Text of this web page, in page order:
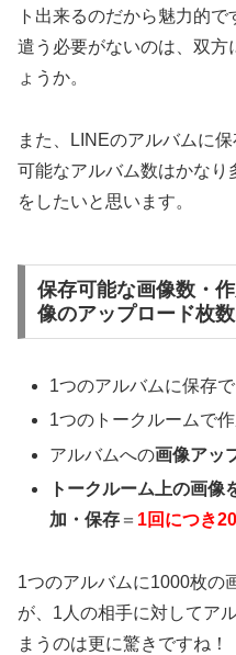
ト出来るのだから魅力的
遣う必要がないのは、双方
ょうか。
また、LINEのアルバムに
可能なアルバム数はかなり
をしたいと思います。
保存可能な画像数・
像のアップロード枚数
1つのアルバムに保存
1つのトークルームで
アルバムへの画像アッ
トークルーム上の画像
加・保存 ＝ 1回につき
1つのアルバムに1000枚の
が、1人の相手に対してア
まうのは更に驚きですね！